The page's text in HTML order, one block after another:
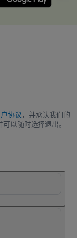
户协议 ，并承认我们的
以随时选择退出。